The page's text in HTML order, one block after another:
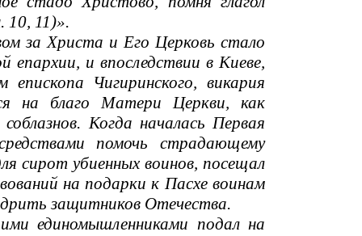
10, 11)».
за Христа и Его Церковь стало
епархии, и впоследствии в Киеве,
Чигиринского, викария
на благо Матери Церкви, как
Когда началась Первая
помочь страдающему
сирот убиенных воинов, посещал
на подарки к Пасхе воинам
защитников Отечества.
единомышленниками подал на